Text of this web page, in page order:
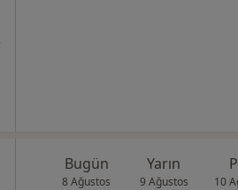
Bugün
8 Ağustos
Yarın
9 Ağustos 10